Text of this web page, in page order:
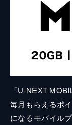
「U-NEXT
毎月もらえるポ
になるモバイル